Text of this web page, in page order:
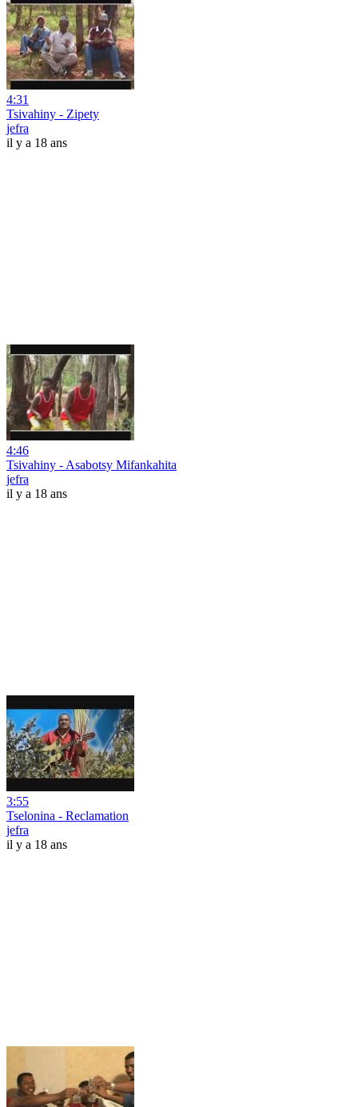
4:31
Tsivahiny - Zipety
jefra
il y a 18 ans
4:46
Tsivahiny - Asabotsy Mifankahita
jefra
il y a 18 ans
3:55
Tselonina - Reclamation
jefra
il y a 18 ans